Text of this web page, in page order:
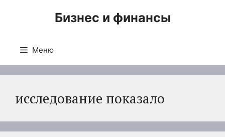
Бизнес и финансы
Меню
исследование показало